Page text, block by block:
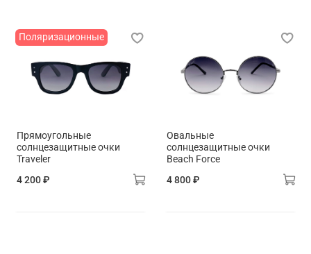
Поляризационные
Прямоугольные
солнцезащитные очки
Traveler
4 200 ₽
Овальные
солнцезащитные очки
Beach Force
4 800 ₽